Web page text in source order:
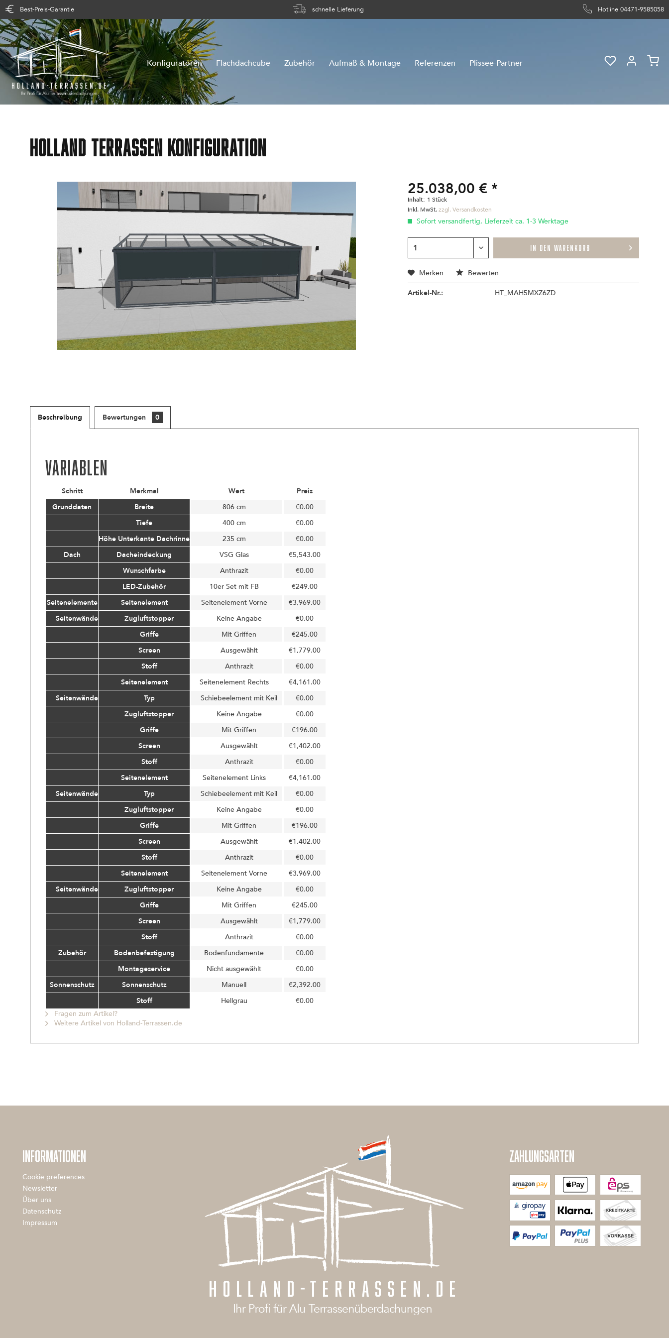
Best-Preis-Garantie schnelle Lieferung Hotline 04471-9585058
Konfiguratoren Flachdachcube Zubehör Aufmaß & Montage Referenzen Plissee-Partner
Holland Terrassen Konfiguration
25.038,00 € *
Inhalt: 1 Stück
inkl. MwSt.zzgl. Versandkosten
Sofort versandfertig, Lieferzeit ca. 1-3 Werktage
IN DEN WARENKORB
Merken Bewerten
Artikel-Nr.: HT_MAH5MXZ6ZD
Beschreibung Bewertungen 0
Variablen
Schritt Merkmal Wert
Preis
Grunddaten
Breite 806 cm
€0.00
Tiefe
400 cm
€0.00
Höhe Unterkante Dachrinne
235 cm
€0.00
Dach
Dacheindeckung VSG Glas
€5,543.00
Wunschfarbe
Anthrazit
€0.00
LED-Zubehör
10er Set mit FB
€249.00
Seitenelemente
Seitenelement Seitenelement Vorne
€3,969.00
Seitenwände
Zugluftstopper Keine Angabe
€0.00
Griffe
Mit Griffen
€245.00
Screen
Ausgewählt
€1,779.00
Stoff
Anthrazit
€0.00
Seitenelement
Seitenelement Rechts
€4,161.00
Seitenwände
Typ Schiebeelement mit Keil
€0.00
Zugluftstopper
Keine Angabe
€0.00
Griffe
Mit Griffen
€196.00
Screen
Ausgewählt
€1,402.00
Stoff
Anthrazit
€0.00
Seitenelement
Seitenelement Links
€4,161.00
Seitenwände
Typ Schiebeelement mit Keil
€0.00
Zugluftstopper
Keine Angabe
€0.00
Griffe
Mit Griffen
€196.00
Screen
Ausgewählt
€1,402.00
Stoff
Anthrazit
€0.00
Seitenelement
Seitenelement Vorne
€3,969.00
Seitenwände
Zugluftstopper Keine Angabe
€0.00
Griffe
Mit Griffen
€245.00
Screen
Ausgewählt
€1,779.00
Stoff
Anthrazit
€0.00
Zubehör
Bodenbefestigung Bodenfundamente
€0.00
Montageservice
Nicht ausgewählt
€0.00
Sonnenschutz
Sonnenschutz Manuell
€2,392.00
Stoff
Hellgrau
€0.00
Fragen zum Artikel?
Weitere Artikel von Holland-Terrassen.de
INFORMATIONEN
Cookie preferences
Newsletter
Über uns
Datenschutz
Impressum
ZAHLUNGSARTEN